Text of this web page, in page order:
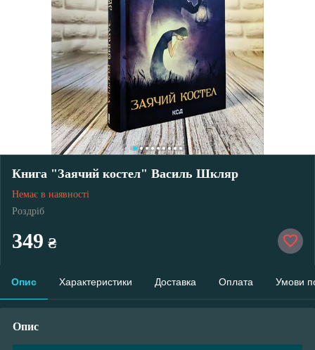
Книга "Заячий костел" Василь Шкляр
Немає в наявності
Роздріб
349 ₴
Опис Характеристики Доставка Оплата Умови
Опис